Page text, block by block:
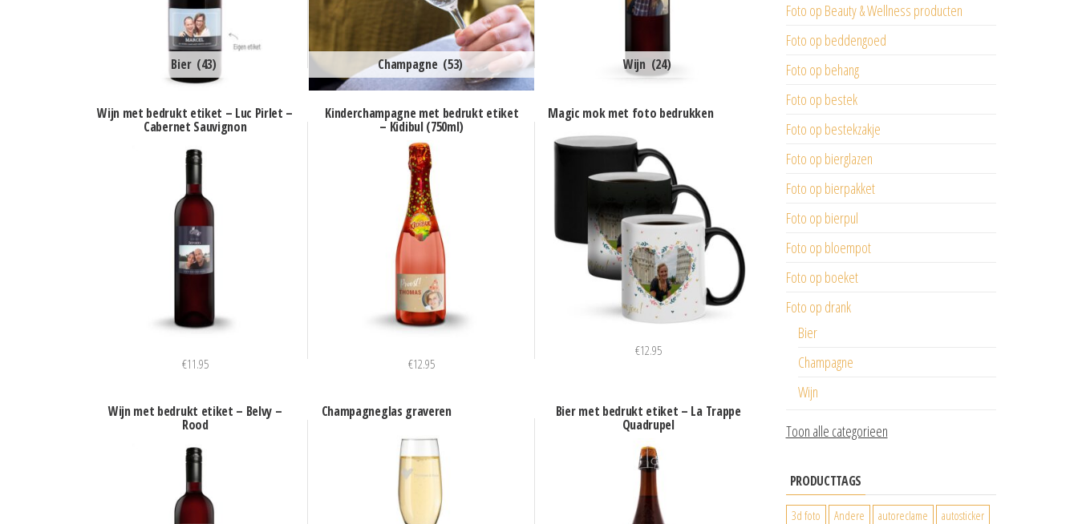
Bier (43) Champagne (53) Wijn (24)
Wijn met bedrukt etiket – Luc Pirlet –
Cabernet Sauvignon
€11.95
Kinderchampagne met bedrukt etiket
– Kidibul (750ml)
€12.95
Magic mok met foto bedrukken
€12.95
Wijn met bedrukt etiket – Belvy –
Rood
Champagneglas graveren Bier met bedrukt etiket – La Trappe
Quadrupel
Foto op Beauty & Wellness producten
Foto op beddengoed
Foto op behang
Foto op bestek
Foto op bestekzakje
Foto op bierglazen
Foto op bierpakket
Foto op bierpul
Foto op bloempot
Foto op boeket
Foto op drank
Bier
Champagne
Wijn
Toon alle categorieen
PRODUCTTAGS
3d foto Andere autoreclame
autosticker